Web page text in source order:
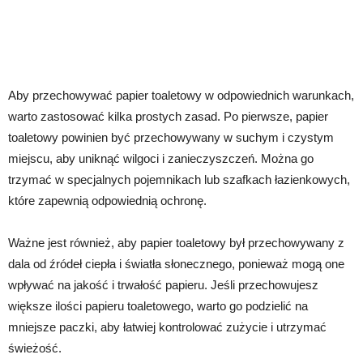
Aby przechowywać papier toaletowy w odpowiednich warunkach,
warto zastosować kilka prostych zasad. Po pierwsze, papier
toaletowy powinien być przechowywany w suchym i czystym
miejscu, aby uniknąć wilgoci i zanieczyszczeń. Można go
trzymać w specjalnych pojemnikach lub szafkach łazienkowych,
które zapewnią odpowiednią ochronę.
Ważne jest również, aby papier toaletowy był przechowywany z
dala od źródeł ciepła i światła słonecznego, ponieważ mogą one
wpływać na jakość i trwałość papieru. Jeśli przechowujesz
większe ilości papieru toaletowego, warto go podzielić na
mniejsze paczki, aby łatwiej kontrolować zużycie i utrzymać
świeżość.